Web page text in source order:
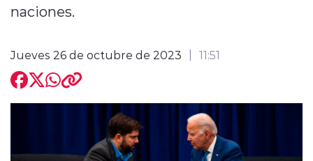
naciones.
Jueves 26 de octubre de 2023 11:51